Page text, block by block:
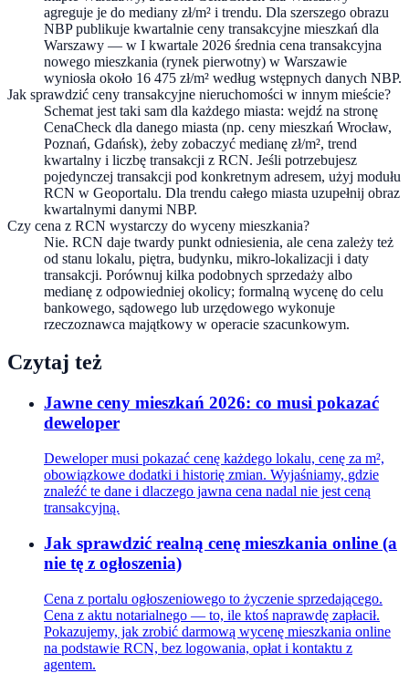
agreguje je do mediany zł/m² i trendu. Dla szerszego obrazu
NBP publikuje kwartalnie ceny transakcyjne mieszkań dla
Warszawy — w I kwartale 2026 średnia cena transakcyjna
nowego mieszkania (rynek pierwotny) w Warszawie
wyniosła około 16 475 zł/m² według wstępnych danych NBP.
Jak sprawdzić ceny transakcyjne nieruchomości w innym mieście?
Schemat jest taki sam dla każdego miasta: wejdź na stronę
CenaCheck dla danego miasta (np. ceny mieszkań Wrocław,
Poznań, Gdańsk), żeby zobaczyć medianę zł/m², trend
kwartalny i liczbę transakcji z RCN. Jeśli potrzebujesz
pojedynczej transakcji pod konkretnym adresem, użyj modułu
RCN w Geoportalu. Dla trendu całego miasta uzupełnij obraz
kwartalnymi danymi NBP.
Czy cena z RCN wystarczy do wyceny mieszkania?
Nie. RCN daje twardy punkt odniesienia, ale cena zależy też
od stanu lokalu, piętra, budynku, mikro-lokalizacji i daty
transakcji. Porównuj kilka podobnych sprzedaży albo
medianę z odpowiedniej okolicy; formalną wycenę do celu
bankowego, sądowego lub urzędowego wykonuje
rzeczoznawca majątkowy w operacie szacunkowym.
Czytaj też
Jawne ceny mieszkań 2026: co musi pokazać
deweloper
Deweloper musi pokazać cenę każdego lokalu, cenę za m²,
obowiązkowe dodatki i historię zmian. Wyjaśniamy, gdzie
znaleźć te dane i dlaczego jawna cena nadal nie jest ceną
transakcyjną.
Jak sprawdzić realną cenę mieszkania online (a
nie tę z ogłoszenia)
Cena z portalu ogłoszeniowego to życzenie sprzedającego.
Cena z aktu notarialnego — to, ile ktoś naprawdę zapłacił.
Pokazujemy, jak zrobić darmową wycenę mieszkania online
na podstawie RCN, bez logowania, opłat i kontaktu z
agentem.